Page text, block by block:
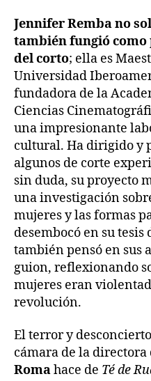
Jennifer Remba no
también fungió
del corto; ella es
Universidad
fundadora de la
Ciencias
una impresionante
cultural. Ha dirigido y
algunos de corte
sin duda, su proyecto
una investigación
mujeres y las formas
desembocó en su
también pensó en sus
guion, reflexionando
mujeres eran
revolución.
El terror y
cámara de la
Romahace de Té de